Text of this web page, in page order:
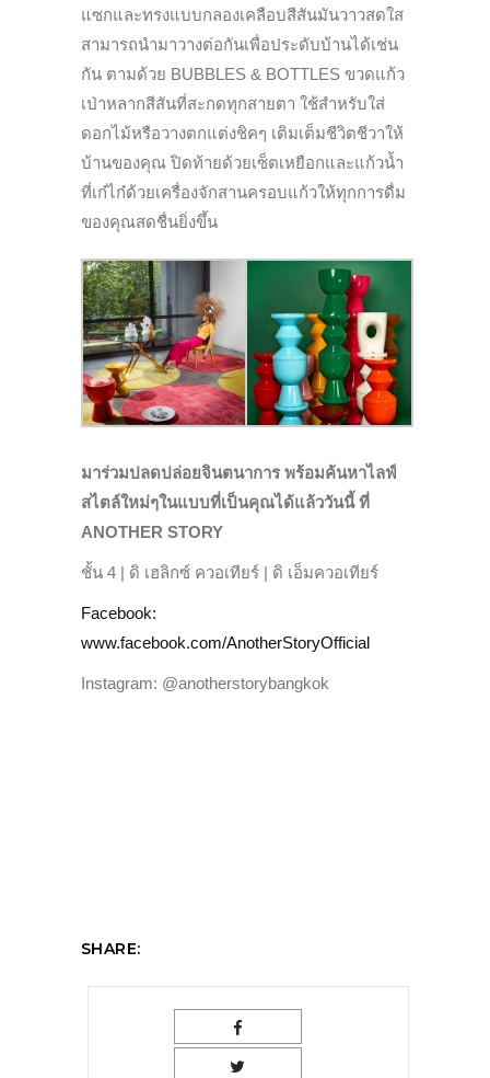
แซกและทรงแบบกลองเคลือบสีสันมันวาวสดใส
สามารถนำมาวางต่อกันเพื่อประดับบ้านได้เช่น
กัน ตามด้วย BUBBLES & BOTTLES ขวดแก้ว
เป่าหลากสีสันที่สะกดทุกสายตา ใช้สำหรับใส่
ดอกไม้หรือวางตกแต่งชิคๆ เติมเต็มชีวิตชีวาให้
บ้านของคุณ ปิดท้ายด้วยเซ็ตเหยือกและแก้วน้ำ
ที่เก๋ไก๋ด้วยเครื่องจักสานครอบแก้วให้ทุกการดื่ม
ของคุณสดชื่นยิ่งขึ้น
มาร่วมปลดปล่อยจินตนาการ พร้อมค้นหาไลฟ์
สไตล์ใหม่ๆในแบบที่เป็นคุณได้แล้ววันนี้ ที่
ANOTHER STORY
ชั้น 4 | ดิ เฮลิกซ์ ควอเทียร์ | ดิ เอ็มควอเทียร์
Facebook:
www.facebook.com/AnotherStoryOfficial
Instagram: @anotherstorybangkok
SHARE: